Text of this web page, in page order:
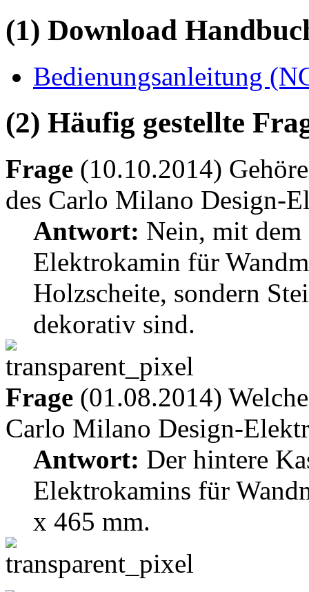
(1) Download
Bedienungsanleitung
(2) Häufig gestellte
Frage (10.10.2014)
des Carlo Milano Design-
Antwort: Nein, mit
Elektrokamin für
Holzscheite, sondern
dekorativ sind.
Frage (01.08.2014)
Carlo Milano Design-
Antwort: Der hintere
Elektrokamins für
x 465 mm.